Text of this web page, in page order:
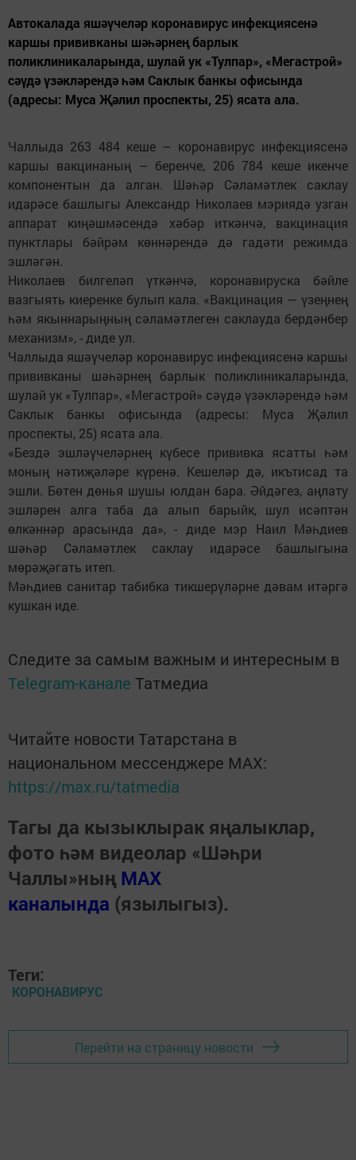
Автокалада яшәүчеләр коронавирус инфекциясенә
каршы прививканы шәһәрнең барлык
поликлиникаларында, шулай ук «Тулпар», «Мегастрой»
сәүдә үзәкләрендә һәм Саклык банкы офисында
(адресы: Муса Җәлил проспекты, 25) ясата ала.
Чаллыда 263 484 кеше – коронавирус инфекциясенә
каршы вакцинаның – беренче, 206 784 кеше икенче
компонентын да алган. Шәһәр Сәламәтлек саклау
идарәсе башлыгы Александр Николаев мэриядә узган
аппарат киңәшмәсендә хәбәр иткәнчә, вакцинация
пунктлары бәйрәм көннәрендә дә гадәти режимда
эшләгән.
Николаев билгеләп үткәнчә, коронавируска бәйле
вазгыять киеренке булып кала. «Вакцинация — үзеңнең
һәм якыннарыңның сәламәтлеген саклауда бердәнбер
механизм», - диде ул.
Чаллыда яшәүчеләр коронавирус инфекциясенә каршы
прививканы шәһәрнең барлык поликлиникаларында,
шулай ук «Тулпар», «Мегастрой» сәүдә үзәкләрендә һәм
Саклык банкы офисында (адресы: Муса Җәлил
проспекты, 25) ясата ала.
«Бездә эшләүчеләрнең күбесе прививка ясатты һәм
моның нәтиҗәләре күренә. Кешеләр дә, икътисад та
эшли. Бөтен дөнья шушы юлдан бара. Әйдәгез, аңлату
эшләрен алга таба да алып барыйк, шул исәптән
өлкәннәр арасында да», - диде мэр Наил Мәһдиев
шәһәр Сәламәтлек саклау идарәсе башлыгына
мөрәҗәгать итеп.
Мәһдиев санитар табибка тикшерүләрне дәвам итәргә
кушкан иде.
Следите за самым важным и интересным в
Telegram-канале Татмедиа
Читайте новости Татарстана в
национальном мессенджере MАХ:
https://max.ru/tatmedia
Тагы да кызыклырак яңалыклар,
фото һәм видеолар «Шәһри
Чаллы»ның MAX
каналында (язылыгыз).
Теги:
КОРОНАВИРУС
Перейти на страницу новости